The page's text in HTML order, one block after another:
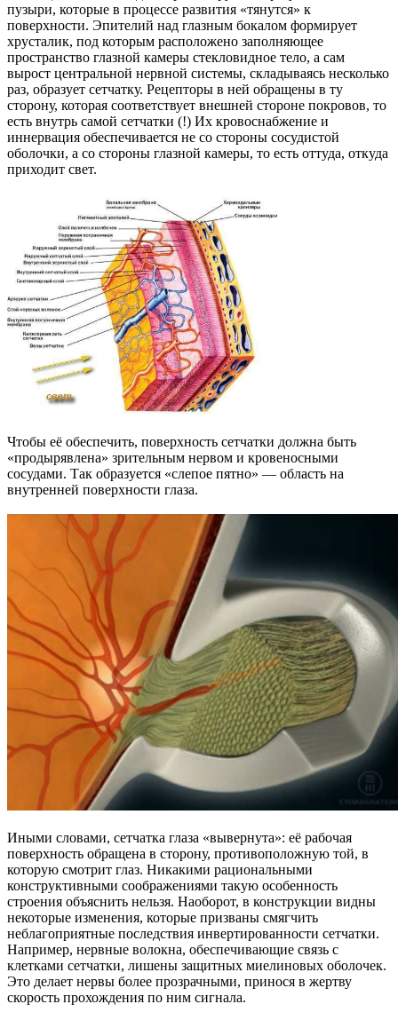
пузыри, которые в процессе развития «тянутся» к
поверхности. Эпителий над глазным бокалом формирует
хрусталик, под которым расположено заполняющее
пространство глазной камеры стекловидное тело, а сам
вырост центральной нервной системы, складываясь несколько
раз, образует сетчатку. Рецепторы в ней обращены в ту
сторону, которая соответствует внешней стороне покровов, то
есть внутрь самой сетчатки (!) Их кровоснабжение и
иннервация обеспечивается не со стороны сосудистой
оболочки, а со стороны глазной камеры, то есть оттуда, откуда
приходит свет.
Чтобы её обеспечить, поверхность сетчатки должна быть
«продырявлена» зрительным нервом и кровеносными
сосудами. Так образуется «слепое пятно» — область на
внутренней поверхности глаза.
Иными словами, сетчатка глаза «вывернута»: её рабочая
поверхность обращена в сторону, противоположную той, в
которую смотрит глаз. Никакими рациональными
конструктивными соображениями такую особенность
строения объяснить нельзя. Наоборот, в конструкции видны
некоторые изменения, которые призваны смягчить
неблагоприятные последствия инвертированности сетчатки.
Например, нервные волокна, обеспечивающие связь с
клетками сетчатки, лишены защитных миелиновых оболочек.
Это делает нервы более прозрачными, принося в жертву
скорость прохождения по ним сигнала.